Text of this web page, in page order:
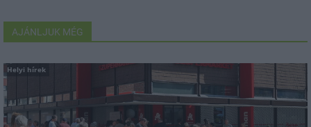
AJÁNLJUK MÉG
Helyi hírek